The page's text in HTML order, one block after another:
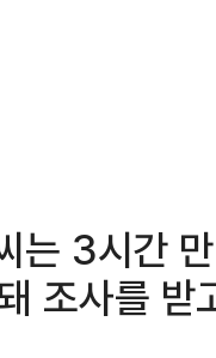
는 3시간
조사를 받